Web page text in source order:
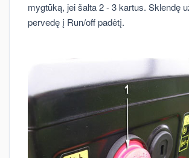
mygtūką, jei šalta 2 - 3 kartus. Sklendę
pervedę į Run/off padėtį.